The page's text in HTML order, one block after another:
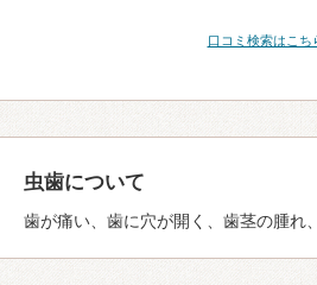
口コミ検索はこち
虫歯について
歯が痛い、歯に穴が開く、歯茎の腫れ